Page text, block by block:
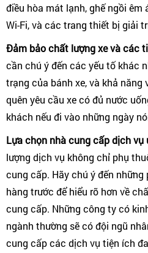
điều hòa mát lạnh, ghế ngồi êm
Wi-Fi, và các trang thiết bị giải
Đảm bảo chất lượng xe và các
cần chú ý đến các yếu tố khác
trạng của bánh xe, và khả năng
quên yêu cầu xe có đủ nước
khách nếu đi vào những ngày
Lựa chọn nhà cung cấp dịch vụ
lượng dịch vụ không chỉ phụ
cung cấp. Hãy chú ý đến
hàng trước để hiểu rõ hơn về
cung cấp. Những công ty có
ngành thường sẽ có đội ngũ
cung cấp các dịch vụ tiện ích